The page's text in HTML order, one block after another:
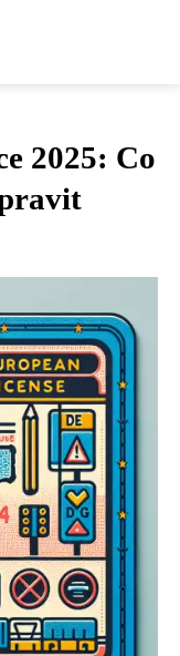
2025: Co